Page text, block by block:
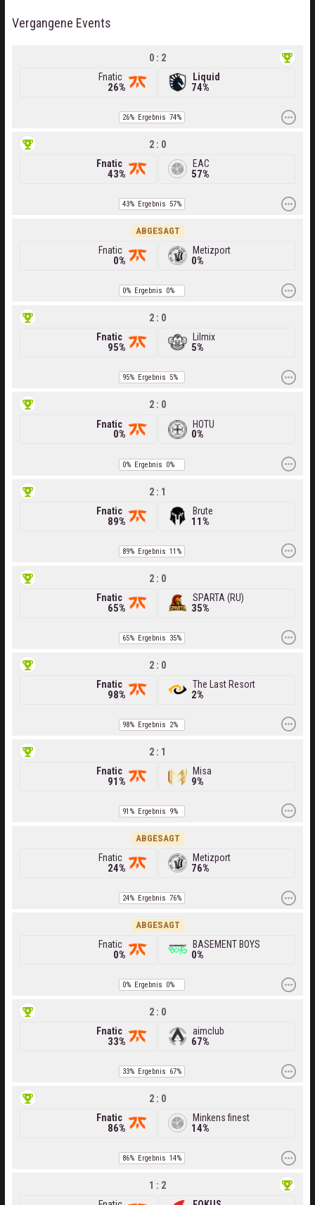
Vergangene Events
Fnatic
26%
0 : 2
74%
Liquid
26% Ergebnis 74%
Fnatic
43%
2 : 0
57%
EAC
43% Ergebnis 57%
Fnatic
0%
ABGESAGT
0%
Metizport
0% Ergebnis 0%
Fnatic
95%
2 : 0
5%
Lilmix
95% Ergebnis 5%
Fnatic
0%
2 : 0
0%
HOTU
0% Ergebnis 0%
Fnatic
89%
2 : 1
11%
Brute
89% Ergebnis 11%
Fnatic
65%
2 : 0
35%
SPARTA (RU)
65% Ergebnis 35%
Fnatic
98%
2 : 0
2%
The Last Resort
98% Ergebnis 2%
Fnatic
91%
2 : 1
9%
Misa
91% Ergebnis 9%
Fnatic
24%
ABGESAGT
76%
Metizport
24% Ergebnis 76%
Fnatic
0%
ABGESAGT
0%
BASEMENT BOYS
0% Ergebnis 0%
Fnatic
33%
2 : 0
67%
aimclub
33% Ergebnis 67%
Fnatic
86%
2 : 0
14%
Minkens finest
86% Ergebnis 14%
1 : 2